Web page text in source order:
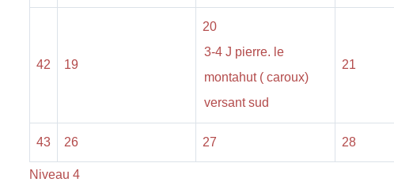
42 19
20
3-4 J pierre. le
montahut ( caroux)
versant sud
21
43 26 27 28
Niveau 4